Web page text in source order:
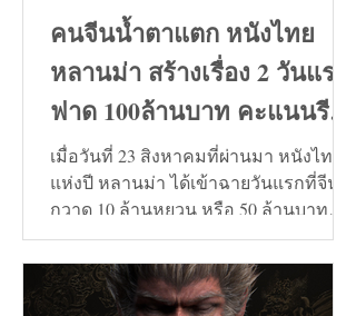
คนจีนน้ำตาแตก หนังไทย
หลานม่า สร้างเรื่อง 2 วันแรก
ฟาด 100ล้านบาท คะแนนรีวิว
9+
เมื่อวันที่ 23 สิงหาคมที่ผ่านมา หนังไทย
แห่งปี หลานม่า ได้เข้าฉายวันแรกที่จีน
กวาด 10 ล้านหยวน หรือ 50 ล้านบาท
และวันที่ 24 สิงหาคมทะลุ...